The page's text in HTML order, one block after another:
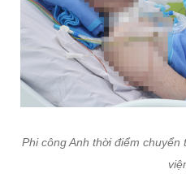
Phi công Anh thời điểm